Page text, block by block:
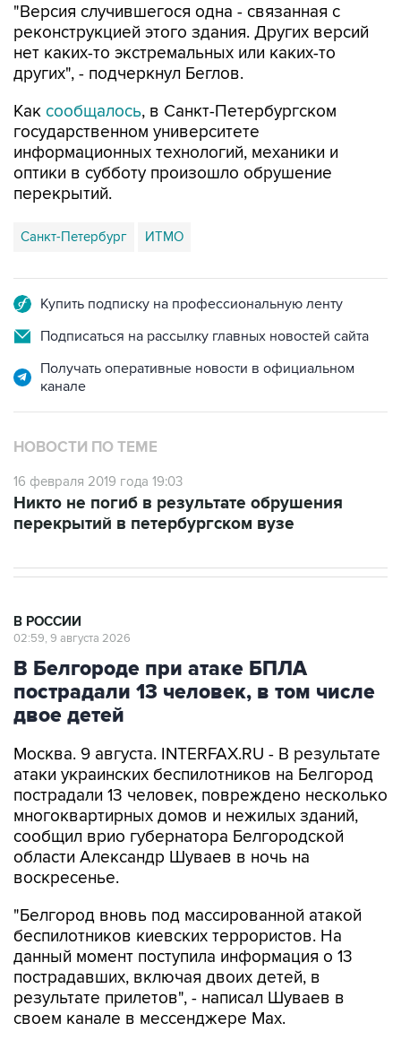
нет каких-то экстремальных или каких-то
других", - подчеркнул Беглов.
Каксообщалось, в Санкт-Петербургском
информационных технологий, механики и
оптики в субботу произошло обрушение
перекрытий.
Санкт-Петербург
Подписаться на рассылку главных новостей сайта
Получать оперативные новости в официальном
НОВОСТИ ПО ТЕМЕ
16 февраля 2019 года 19:03
перекрытий в петербургском вузе
В Белгороде при атаке БПЛА
пострадали 13 человек, в том числе
двое детей
Москва. 9 августа. INTERFAX.RU - В результате
пострадали 13 человек, повреждено несколько
многоквартирных домов и нежилых зданий,
сообщил врио губернатора Белгородской
области Александр Шуваев в ночь на
воскресенье.
"Белгород вновь под массированной атакой
данный момент поступила информация о 13
пострадавших, включая двоих детей, в
результате прилетов", - написал Шуваев в
своем канале в мессенджере Max.
Глава региона добавил, что повреждения